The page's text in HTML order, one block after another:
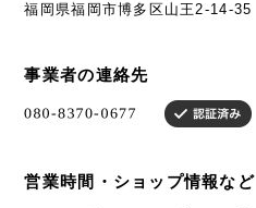
福岡県福岡市博多区山王2-14-35
事業者の連絡先
営業時間・ショップ情報など